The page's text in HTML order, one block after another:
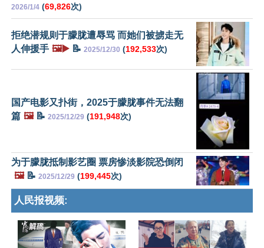
2026/1/4 (69,826次)
拒绝潜规则于朦胧遭辱骂 而她们被掳走无
人伸援手 🖼️▶️ 📝 2025/12/30 (192,533次)
国产电影又扑街，2025于朦胧事件无法翻
篇 🖼️📝 2025/12/29 (191,948次)
为于朦胧抵制影艺圈 票房惨淡影院恐倒闭
🖼️📝 2025/12/29 (199,445次)
人民报视频: